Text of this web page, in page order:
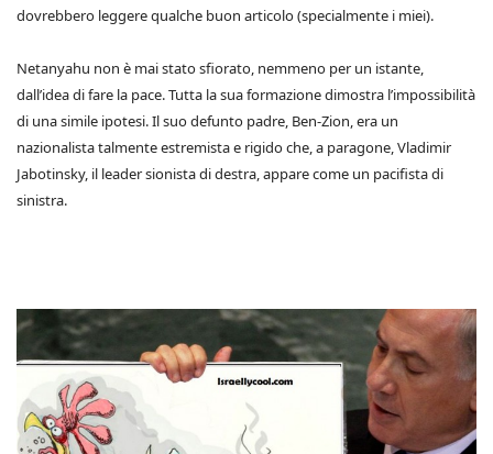
dovrebbero leggere qualche buon articolo (specialmente i miei).
Netanyahu non è mai stato sfiorato, nemmeno per un istante,
dall’idea di fare la pace. Tutta la sua formazione dimostra l’impossibilità
di una simile ipotesi. Il suo defunto padre, Ben-Zion, era un
nazionalista talmente estremista e rigido che, a paragone, Vladimir
Jabotinsky, il leader sionista di destra, appare come un pacifista di
sinistra.